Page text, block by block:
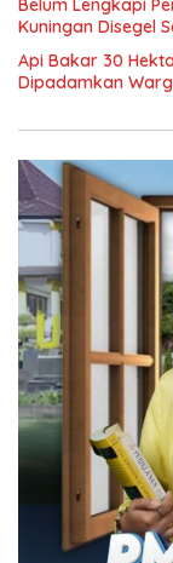
Belum Lengkapi
Kuningan Disegel
Api Bakar 30
Dipadamkan